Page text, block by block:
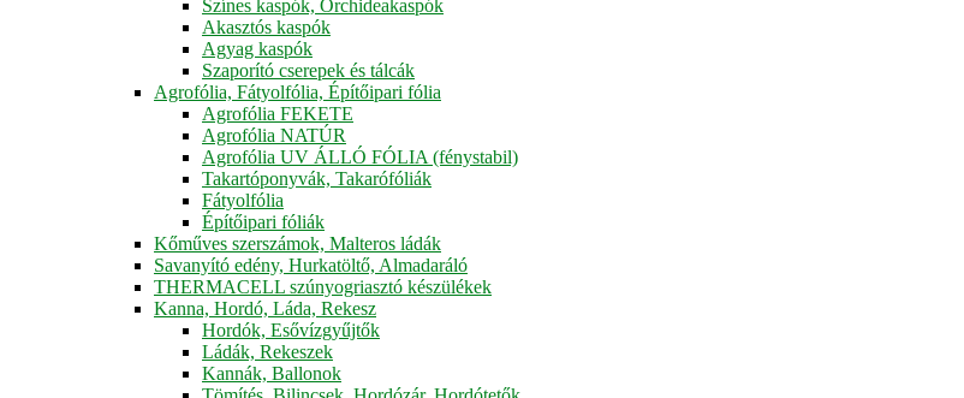
Színes kaspók, Orchideakaspók
Akasztós kaspók
Agyag kaspók
Szaporító cserepek és tálcák
Agrofólia, Fátyolfólia, Építőipari fólia
Agrofólia FEKETE
Agrofólia NATÚR
Agrofólia UV ÁLLÓ FÓLIA (fénystabil)
Takartóponyvák, Takarófóliák
Fátyolfólia
Építőipari fóliák
Kőműves szerszámok, Malteros ládák
Savanyító edény, Hurkatöltő, Almadaráló
THERMACELL szúnyogriasztó készülékek
Kanna, Hordó, Láda, Rekesz
Hordók, Esővízgyűjtők
Ládák, Rekeszek
Kannák, Ballonok